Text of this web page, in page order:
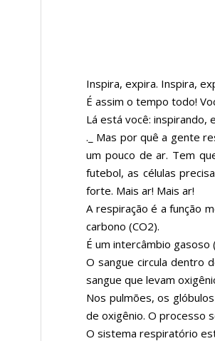
Inspira, expira. Inspira,
É assim o tempo todo!
Lá está você: inspirando,
._ Mas por quê a gente
um pouco de ar. Tem
futebol, as células
forte. Mais ar! Mais ar!
A respiração é a função
carbono (CO2).
É um intercâmbio
O sangue circula dentro
sangue que levam
Nos pulmões, os
de oxigênio. O processo
O sistema respiratório